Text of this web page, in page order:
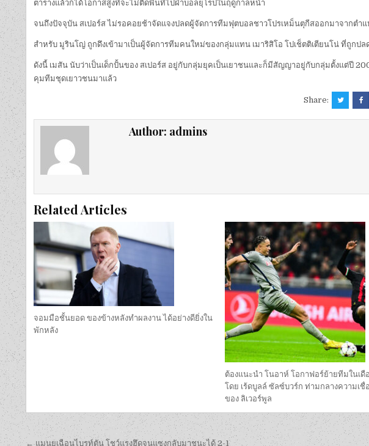
ตารางแล้วก็ได้โอกาสสูงที่จะไม่ติดพื้นที่ไปฝ่าบอลยุโรปในฤดูกาลหน้า
จนถึงปัจจุบัน สเปอร์ส ไม่รอคอยช้าจัดแจงปลดผู้จัดการทีมฟุตบอลชาวโปรเหม็นตุกีสออกมาจากต
สำหรับ มูรินโญ่ ถูกดึงเข้ามาเป็นผู้จัดการทีมคนใหม่ของกลุ่มแทน เมาริสิโอ โปเช็ตติเตียนโน่ ที่ถูก
ดังนี้ เมสัน นับว่าเป็นเด็กปั้นของ สเปอร์ส อยู่กับกลุ่มยุคเป็นเยาชนและก็มีสัญญาอยู่กับกลุ่มตั้งแต่ปี
คุมทีมชุดเยาวชนมาแล้ว
Share:
Author: admins
Related Articles
จอมมือชั้นยอด ของข้างหลังทำผลงาน ได้อย่างดียิ่งใน
พักหลัง
ต้องแนะนํา โนอาห์ โอกาฟอร์ย้ายทีมในเ
โดย เร้ดบูลล์ ซัลซ์บวร์ก ท่ามกลางความเชื่
ของ ลิเวอร์พูล
← แมนยูเฉือนไบรท์ตัน โชว์แรงฮึดจนแซงกลับมาชนะได้ 2-1